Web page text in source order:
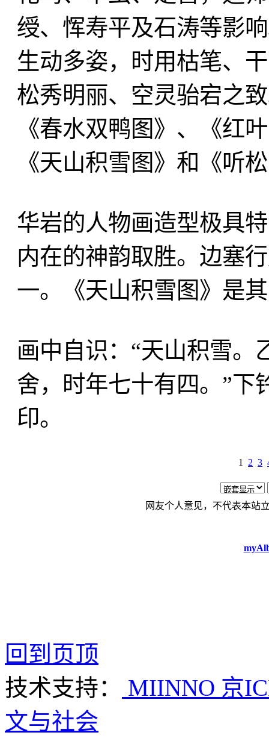
绶、恽寿平及石涛等影
生动多姿，时用枯笔、
松秀明丽、空灵骀宕之
《春水双鸭图》、《红
《天山积雪图》和《听
华岩的人物画造型极具
内在的神韵取胜。边塞
一。《天山积雪图》是
画中自识：“天山积雪。
舍，时年七十有四。”下
印。
1 2 3
网友个人意见，不代表本站
回到页顶
技术支持：
MIINNO 京
文与社会